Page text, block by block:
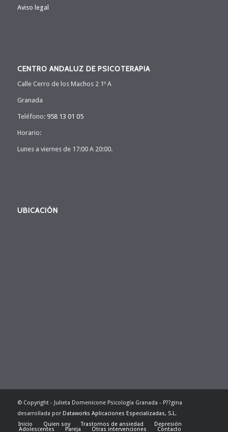
Aviso legal
CENTRO ANDALUZ DE PSICOTERAPIA
Calle Cerro de los Machos 2 1º A
Granada
Teléfono: 958 13 01 05
Horario:
Lunes a viernes de 17:00 A 20:00.
UBICACIÓN
© Copyright - Julieta Domenicone Psicología Granada - P??gina
desarrollada por Dataworks Aplicaciones Especializadas, S.L.
Inicio
Quien soy Trastornos de ansiedad Depresión
Adolescentes Pareja Otras intervenciones Contacto